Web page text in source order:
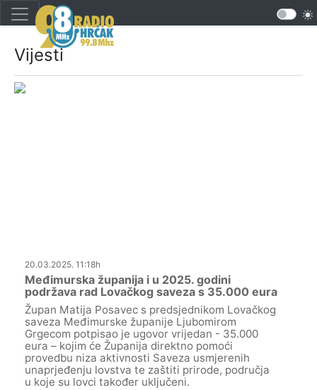
Vijesti
20.03.2025. 11:18h
Međimurska županija i u 2025. godini
podržava rad Lovačkog saveza s 35.000 eura
Župan Matija Posavec s predsjednikom Lovačkog
saveza Međimurske županije Ljubomirom
Grgecom potpisao je ugovor vrijedan - 35.000
eura – kojim će Županija direktno pomoći
provedbu niza aktivnosti Saveza usmjerenih
unaprjeđenju lovstva te zaštiti prirode, područja
u koje su lovci također uključeni.